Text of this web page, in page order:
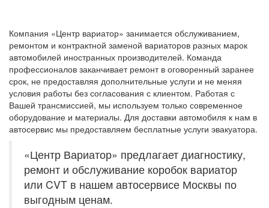
Компания «Центр вариатор» занимается обслуживанием,
ремонтом и контрактной заменой вариаторов разных марок
автомобилей иностранных производителей. Команда
профессионалов заканчивает ремонт в оговоренный заранее
срок, не предоставляя дополнительные услуги и не меняя
условия работы без согласования с клиентом. Работая с
Вашей трансмиссией, мы используем только современное
оборудование и материалы. Для доставки автомобиля к нам в
автосервис мы предоставляем бесплатные услуги эвакуатора.
«Центр Вариатор» предлагает диагностику,
ремонт и обслуживание коробок вариатор
или CVT в нашем автосервисе Москвы по
выгодным ценам.